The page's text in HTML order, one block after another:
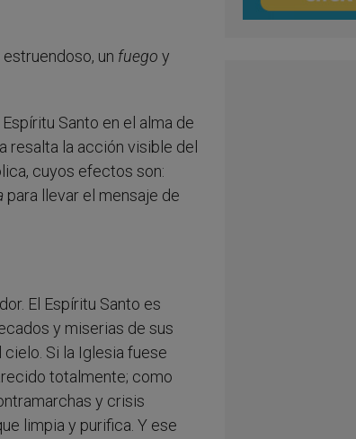
estruendoso, un fuego y
Santo en el alma de
resalta la acción visible del
cuyos efectos son:
para llevar el mensaje de
El Espíritu Santo es
y miserias de sus
Si la Iglesia fuese
totalmente; como
y crisis
limpia y purifica. Y ese